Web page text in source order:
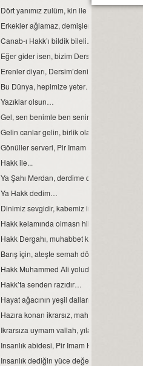
Dört yanımız zulüm, kin ile kann!
Erkekler ağlamaz, demişlerdi...
Canab-ı Hakk’ı bildik bileli…
Eğer gider isen, bizim Dersim’e...
Erenler diyarı, Dersim’deniz gardaş...
Bu Dünya, hepimize yeter…
Yazıklar olsun…
Gel, sen benimle ben seninle...
Gelin canlar gelin, birlik olalım...
Gönüller serveri, Pir Imam Hüseyin...
Hakk ile...
Ya Şahı Merdan, derdime derman…
Ya Hakk dedim…
Dinimiz sevgidir, kabemiz insan…
Hakk kelamında olmasn hile ile çile…
Hakk Dergahı, muhabbet kapımızdır…
Barış için, ateşte semah dönen yürek bizde...
Hakk Muhammed Ali yoludur, benim yolum...
Hakk’ta senden razıdır…
Hayat ağacının yeşil dallarıdır, gençlik...
Hazıra konan ikrarsız, mahlukat...
Ikrarsıza uymam vallah, yılandan da yılan..
Insanlık abidesi, Pir Imam Hüseyin!
Insanlık dediğin yüce değerdir…